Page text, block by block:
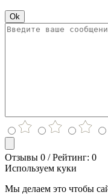
Ok
Отзывы 0 / Рейтинг: 0
Используем куки
Мы делаем это чтобы